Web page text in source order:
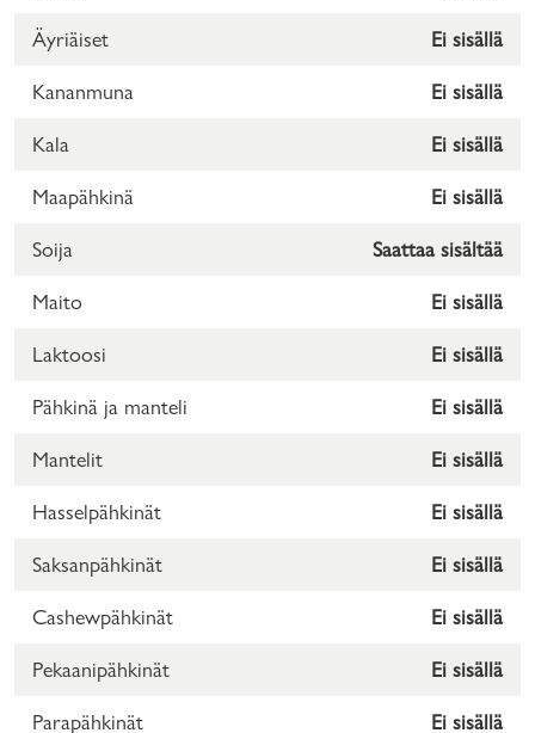
Äyriäiset Ei sisällä
Kananmuna Ei sisällä
Kala Ei sisällä
Maapähkinä Ei sisällä
Soija Saattaa sisältää
Maito Ei sisällä
Laktoosi Ei sisällä
Pähkinä ja manteli Ei sisällä
Mantelit Ei sisällä
Hasselpähkinät Ei sisällä
Saksanpähkinät Ei sisällä
Cashewpähkinät Ei sisällä
Pekaanipähkinät Ei sisällä
Parapähkinät Ei sisällä